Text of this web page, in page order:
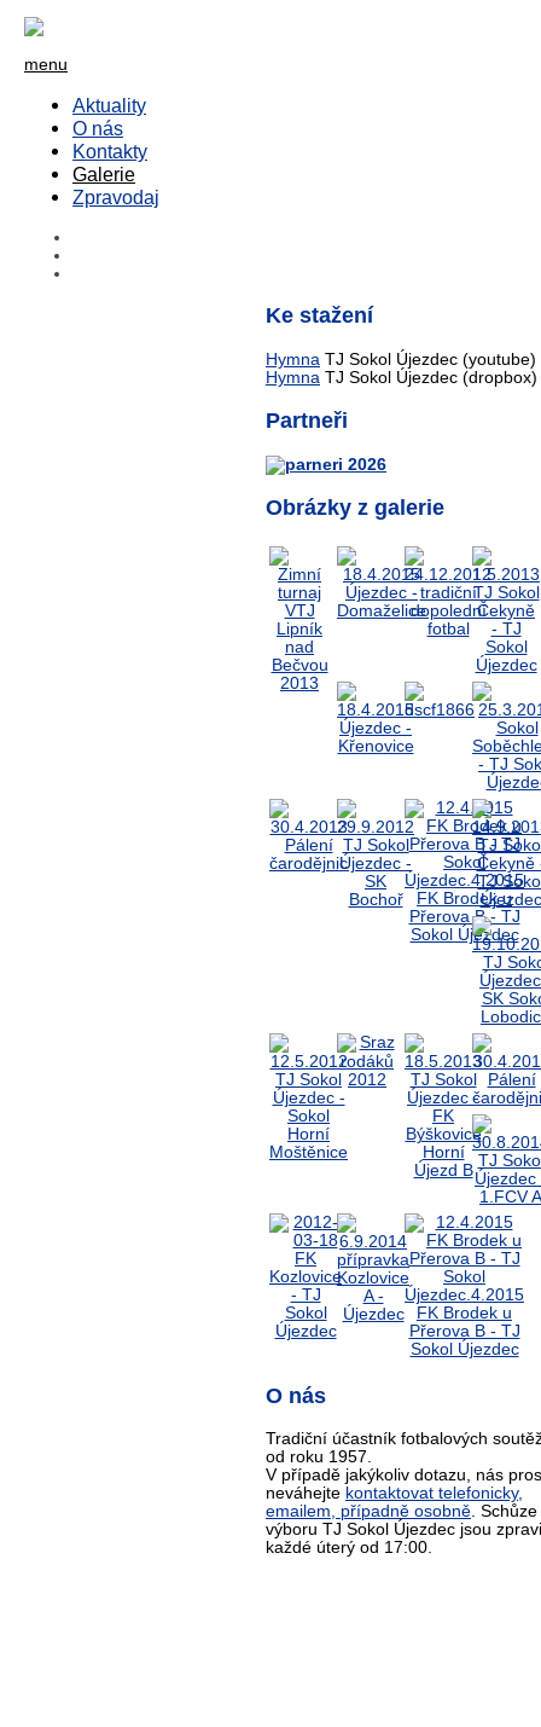
menu
Aktuality
O nás
Kontakty
Galerie
Zpravodaj
Ke stažení
Hymna TJ Sokol Újezdec (youtube)
Hymna TJ Sokol Újezdec (dropbox)
Partneři
Obrázky z galerie
O nás
Tradiční účastník fotbalových
od roku 1957.
V případě jakýkoliv dotazu, nás
neváhejte kontaktovat telefonicky,
emailem, případně osobně. Schůze
výboru TJ Sokol Újezdec jsou
každé úterý od 17:00.